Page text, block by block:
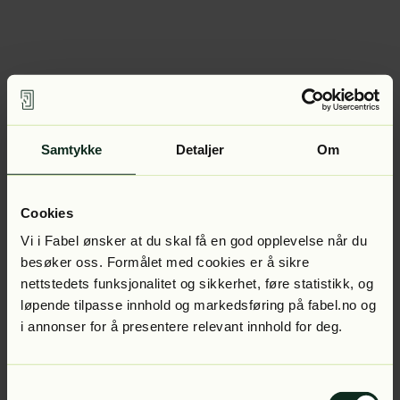
Samtykke Detaljer Om
Cookies
Vi i Fabel ønsker at du skal få en god opplevelse når du
besøker oss. Formålet med cookies er å sikre
nettstedets funksjonalitet og sikkerhet, føre statistikk, og
løpende tilpasse innhold og markedsføring på fabel.no og
i annonser for å presentere relevant innhold for deg.